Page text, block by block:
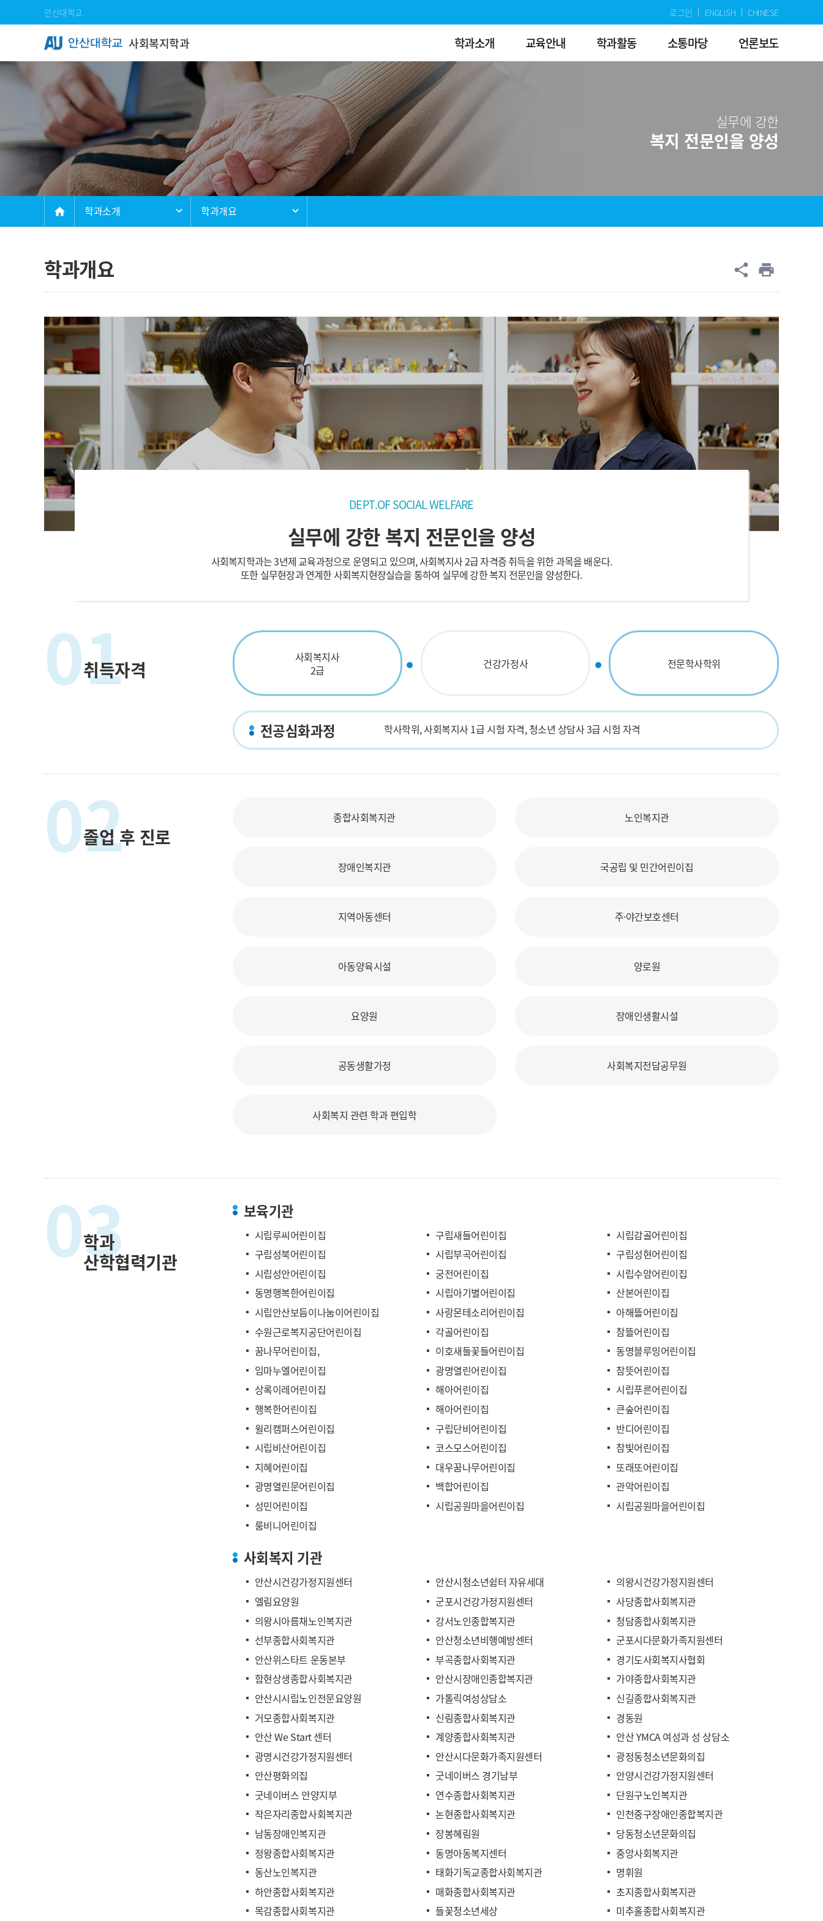
Skip Menu
안산대학교 로그인 ENGLISH CHINESE
사회복지학과 학과소개 교육안내 학과활동 소통마당 언론보도
실무에 강한
복지 전문인을 양성
home 학과소개 학과개요
학과개요 공유
share print
DEPT.OF SOCIAL WELFARE
실무에 강한 복지 전문인을 양성
사회복지학과는 3년제 교육과정으로 운영되고 있으며, 사회복지사 2급 자격증 취득을 위한 과목을 배운다.
또한 실무현장과 연계한 사회복지현장실습을 통하여 실무에 강한 복지 전문인을 양성한다.
01
취득자격
사회복지사
2급
건강가정사 전문학사학위
전공심화과정 학사학위, 사회복지사 1급 시험 자격, 청소년 상담사 3급 시험 자격
02
졸업 후 진로
종합사회복지관 노인복지관
장애인복지관 국공립 및 민간어린이집
지역아동센터 주·야간보호센터
아동양육시설 양로원
요양원 장애인생활시설
공동생활가정 사회복지전담공무원
사회복지 관련 학과 편입학
03
학과
산학협력기관
보육기관
시립루씨어린이집 구립새들어린이집
시립감골어린이집
구립성북어린이집
시립부곡어린이집
구립성현어린이집
시립성안어린이집
궁전어린이집
시립수암어린이집
동명행복한어린이집
시립아기별어린이집
산본어린이집
시립안산보듬이나눔이어린이집
사랑몬테소리어린이집
아해뜰어린이집
수원근로복지공단어린이집
각골어린이집
참뜰어린이집
꿈나무어린이집,
이호새들꽃들어린이집
동명블루밍어린이집
임마누엘어린이집
광명열린어린이집
참뜻어린이집
상록이레어린이집
해아어린이집
시립푸른어린이집
행복한어린이집
해아어린이집
큰숲어린이집
윌리캠퍼스어린이집
구립단비어린이집
반디어린이집
시립비산어린이집
코스모스어린이집
참빛어린이집
지혜어린이집
대우꿈나무어린이집
또래또어린이집
광명열린문어린이집
백합어린이집
관악어린이집
성민어린이집
시립공원마을어린이집
시립공원마을어린이집
룸비니어린이집
사회복지 기관
안산시건강가정지원센터 안산시청소년쉼터 자유세대
의왕시건강가정지원센터
엘림요양원
군포시건강가정지원센터
사당종합사회복지관
의왕시아름채노인복지관
강서노인종합복지관
청담종합사회복지관
선부종합사회복지관
안산청소년비행예방센터
군포시다문화가족지원센터
안산위스타트 운동본부
부곡종합사회복지관
경기도사회복지사협회
함현상생종합사회복지관
안산시장애인종합복지관
가야종합사회복지관
안산시시립노인전문요양원
가톨릭여성상담소
신길종합사회복지관
거모종합사회복지관
신림종합사회복지관
경동원
안산 We Start 센터
계양종합사회복지관
안산 YMCA 여성과 성 상담소
광명시건강가정지원센터
안산시다문화가족지원센터
광정동청소년문화의집
안산평화의집
굿네이버스 경기남부
안양시건강가정지원센터
굿네이버스 안양지부
연수종합사회복지관
단원구노인복지관
작은자리종합사회복지관
논현종합사회복지관
인천중구장애인종합복지관
남동장애인복지관
장봉혜림원
당동청소년문화의집
정왕종합사회복지관
동명아동복지센터
중앙사회복지관
동산노인복지관
태화기독교종합사회복지관
명휘원
하안종합사회복지관
매화종합사회복지관
초지종합사회복지관
목감종합사회복지관
들꽃청소년세상 미추홀종합사회복지관